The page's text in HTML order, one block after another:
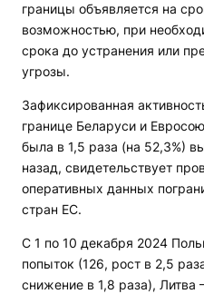
границы объявляется на
возможностью, при
срока до устранения или
угрозы.
Зафиксированная
границе Беларуси и
была в 1,5 раза (на 52,3%)
назад, свидетельствует
оперативных данных
стран ЕС.
С 1 по 10 декабря 2024
попыток (126, рост в 2,5
снижение в 1,8 раза),